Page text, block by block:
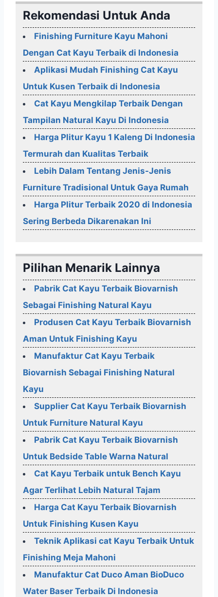
Rekomendasi Untuk Anda
Finishing Furniture Kayu Mahoni
Dengan Cat Kayu Terbaik di Indonesia
Aplikasi Mudah Finishing Cat Kayu
Untuk Kusen Terbaik di Indonesia
Cat Kayu Mengkilap Terbaik Dengan
Tampilan Natural Kayu Di Indonesia
Harga Plitur Kayu 1 Kaleng Di Indonesia
Termurah dan Kualitas Terbaik
Lebih Dalam Tentang Jenis-Jenis
Furniture Tradisional Untuk Gaya Rumah
Harga Plitur Terbaik 2020 di Indonesia
Sering Berbeda Dikarenakan Ini
Pilihan Menarik Lainnya
Pabrik Cat Kayu Terbaik Biovarnish
Sebagai Finishing Natural Kayu
Produsen Cat Kayu Terbaik Biovarnish
Aman Untuk Finishing Kayu
Manufaktur Cat Kayu Terbaik
Biovarnish Sebagai Finishing Natural
Kayu
Supplier Cat Kayu Terbaik Biovarnish
Untuk Furniture Natural Kayu
Pabrik Cat Kayu Terbaik Biovarnish
Untuk Bedside Table Warna Natural
Cat Kayu Terbaik untuk Bench Kayu
Agar Terlihat Lebih Natural Tajam
Harga Cat Kayu Terbaik Biovarnish
Untuk Finishing Kusen Kayu
Teknik Aplikasi cat Kayu Terbaik Untuk
Finishing Meja Mahoni
Manufaktur Cat Duco Aman BioDuco
Water Baser Terbaik Di Indonesia